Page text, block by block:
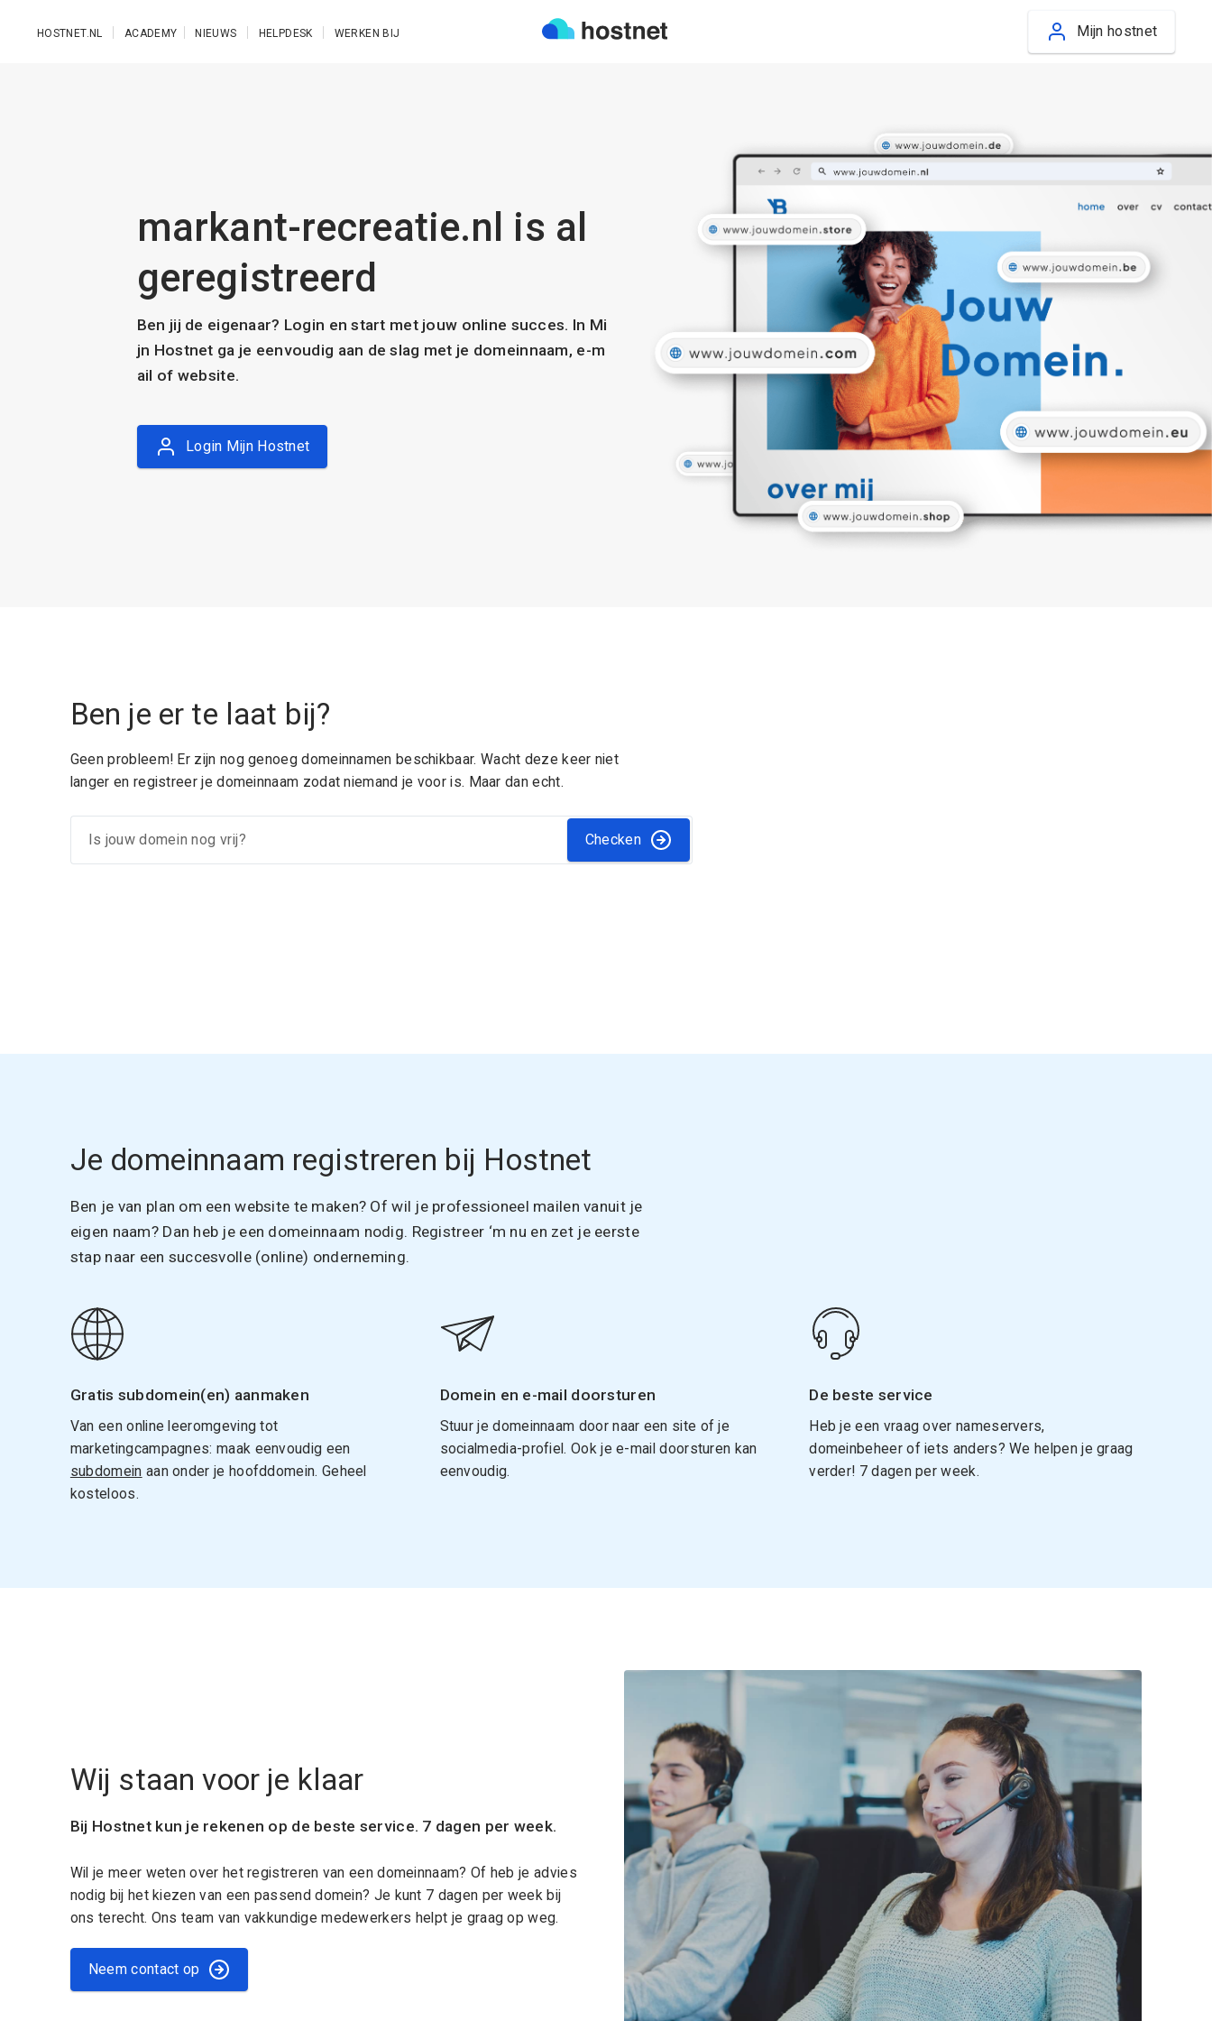
HOSTNET.NL ACADEMY NIEUWS HELPDESK WERKEN BIJ Mijn hostnet
markant-recreatie.nl is al
geregistreerd
Ben jij de eigenaar? Login en start met jouw online succes. In Mi
jn Hostnet ga je eenvoudig aan de slag met je domeinnaam, e-m
ail of website.
Login Mijn Hostnet
Ben je er te laat bij?
Geen probleem! Er zijn nog genoeg domeinnamen beschikbaar. Wacht deze keer niet
langer en registreer je domeinnaam zodat niemand je voor is. Maar dan echt.
Checken
Je domeinnaam registreren bij Hostnet
Ben je van plan om een website te maken? Of wil je professioneel mailen vanuit je
eigen naam? Dan heb je een domeinnaam nodig. Registreer ‘m nu en zet je eerste
stap naar een succesvolle (online) onderneming.
Gratis subdomein(en) aanmaken
Van een online leeromgeving tot
marketingcampagnes: maak eenvoudig een
subdomein aan onder je hoofddomein. Geheel
kosteloos.
Domein en e-mail doorsturen
Stuur je domeinnaam door naar een site of je
socialmedia-profiel. Ook je e-mail doorsturen kan
eenvoudig.
De beste service
Heb je een vraag over nameservers,
domeinbeheer of iets anders? We helpen je graag
verder! 7 dagen per week.
Wij staan voor je klaar
Bij Hostnet kun je rekenen op de beste service. 7 dagen per week.
Wil je meer weten over het registreren van een domeinnaam? Of heb je advies
nodig bij het kiezen van een passend domein? Je kunt 7 dagen per week bij
ons terecht. Ons team van vakkundige medewerkers helpt je graag op weg.
Neem contact op